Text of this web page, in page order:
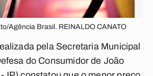
Agência Brasil. REINALDO CANATO
pela Secretaria Municipal
do Consumidor de João